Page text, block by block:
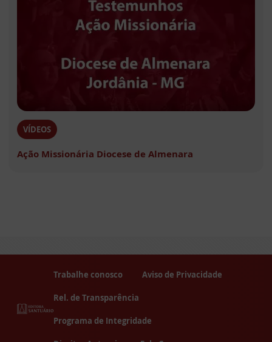
VÍDEOS
Ação Missionária Diocese de Almenara
Trabalhe conosco Aviso de Privacidade
Rel. de Transparência
Programa de Integridade